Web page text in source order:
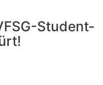
Student-